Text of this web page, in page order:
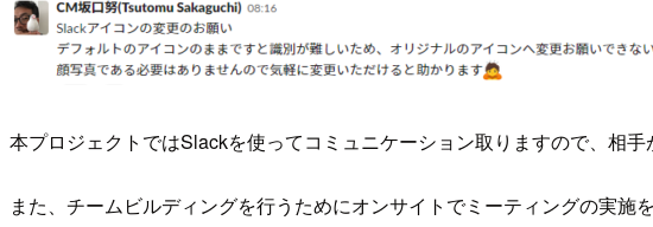
本プロジェクトではSlackを使ってコミュニケーション取りますので、相
また、チームビルディングを行うためにオンサイトでミーティングの実